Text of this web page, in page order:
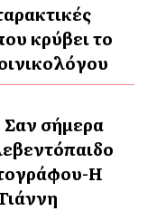
κρύβει το
σήμερα
Η